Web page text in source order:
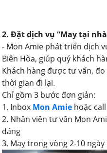
2. Đặt dịch vụ “May tại
- Mon Amie phát triển dịch
Biên Hòa, giúp quý khách
Khách hàng được tư vấn,
thời gian đi lại.
Chỉ gồm 3 bước đơn giản:
1. Inbox Mon Amie hoặc call
2. Nhân viên tư vấn Mon
dáng
3. May trong vòng 2-10